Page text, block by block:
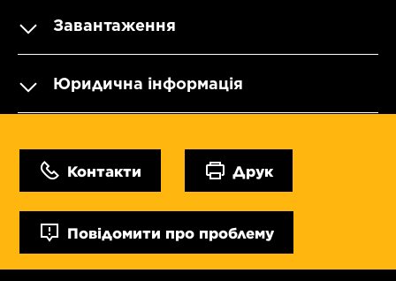
Завантаження
Юридична інформація
Контакти Друк
Повідомити про проблему